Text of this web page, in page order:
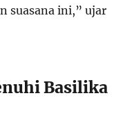
suasana ini,” ujar
Basilika